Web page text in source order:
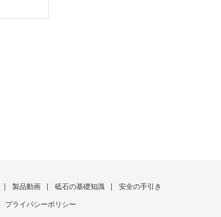
製品動画 砥石の基礎知識 安全の手引き
プライバシーポリシー